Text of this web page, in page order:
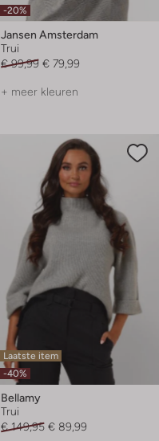
-20%
Jansen Amsterdam
Trui
€ 99,99 € 79,99
+ meer kleuren
Laatste item
-40%
Bellamy
Trui
€ 149,95 € 89,99